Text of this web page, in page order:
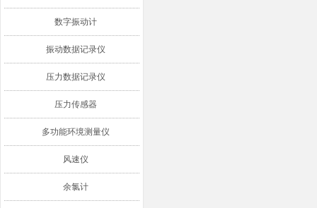
数字振动计
振动数据记录仪
压力数据记录仪
压力传感器
多功能环境测量仪
风速仪
余氯计